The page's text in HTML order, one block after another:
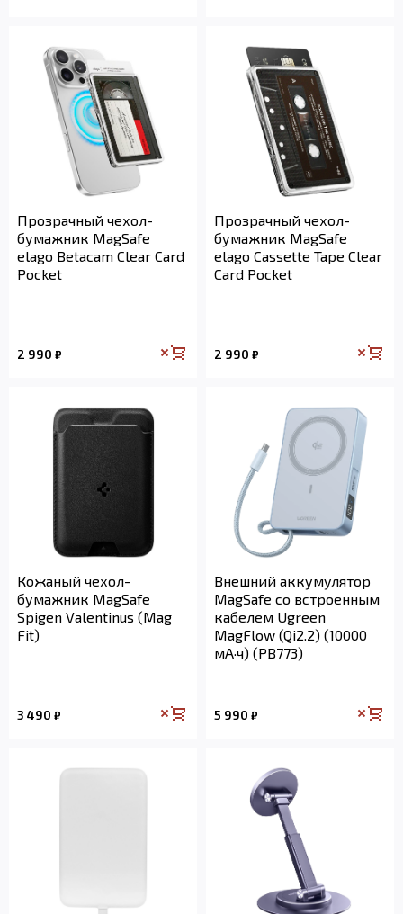
Прозрачный чехол-
бумажник MagSafe
elago Betacam Clear Card
Pocket
2 990 ₽
Прозрачный чехол-
бумажник MagSafe
elago Cassette Tape Clear
Card Pocket
2 990 ₽
Кожаный чехол-
бумажник MagSafe
Spigen Valentinus (Mag
Fit)
3 490 ₽
Внешний аккумулятор
MagSafe со встроенным
кабелем Ugreen
MagFlow (Qi2.2) (10000
мА·ч) (PB773)
5 990 ₽